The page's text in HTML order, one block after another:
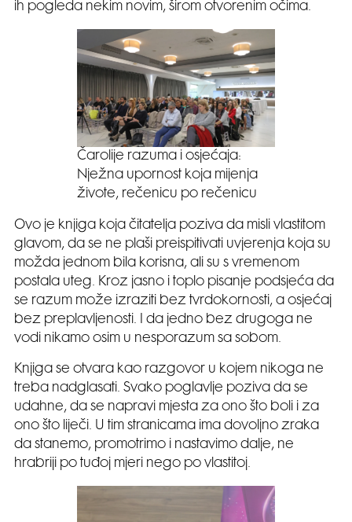
ih pogleda nekim novim, širom otvorenim očima.
Čarolije razuma i osjećaja:
Nježna upornost koja mijenja
živote, rečenicu po rečenicu
Ovo je knjiga koja čitatelja poziva da misli vlastitom
glavom, da se ne plaši preispitivati uvjerenja koja su
možda jednom bila korisna, ali su s vremenom
postala uteg. Kroz jasno i toplo pisanje podsjeća da
se razum može izraziti bez tvrdokornosti, a osjećaj
bez preplavljenosti. I da jedno bez drugoga ne
vodi nikamo osim u nesporazum sa sobom.
Knjiga se otvara kao razgovor u kojem nikoga ne
treba nadglasati. Svako poglavlje poziva da se
udahne, da se napravi mjesta za ono što boli i za
ono što liječi. U tim stranicama ima dovoljno zraka
da stanemo, promotrimo i nastavimo dalje, ne
hrabriji po tuđoj mjeri nego po vlastitoj.